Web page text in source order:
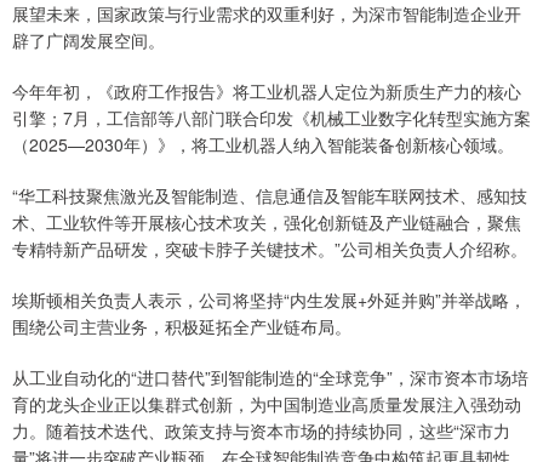
展望未来，国家政策与行业需求的双重利好，为深市智能制造企业开
辟了广阔发展空间。
今年年初，《政府工作报告》将工业机器人定位为新质生产力的核心
引擎；7月，工信部等八部门联合印发《机械工业数字化转型实施方案
（2025—2030年）》，将工业机器人纳入智能装备创新核心领域。
“华工科技聚焦激光及智能制造、信息通信及智能车联网技术、感知技
术、工业软件等开展核心技术攻关，强化创新链及产业链融合，聚焦
专精特新产品研发，突破卡脖子关键技术。”公司相关负责人介绍称。
埃斯顿相关负责人表示，公司将坚持“内生发展+外延并购”并举战略，
围绕公司主营业务，积极延拓全产业链布局。
从工业自动化的“进口替代”到智能制造的“全球竞争”，深市资本市场培
育的龙头企业正以集群式创新，为中国制造业高质量发展注入强劲动
力。随着技术迭代、政策支持与资本市场的持续协同，这些“深市力